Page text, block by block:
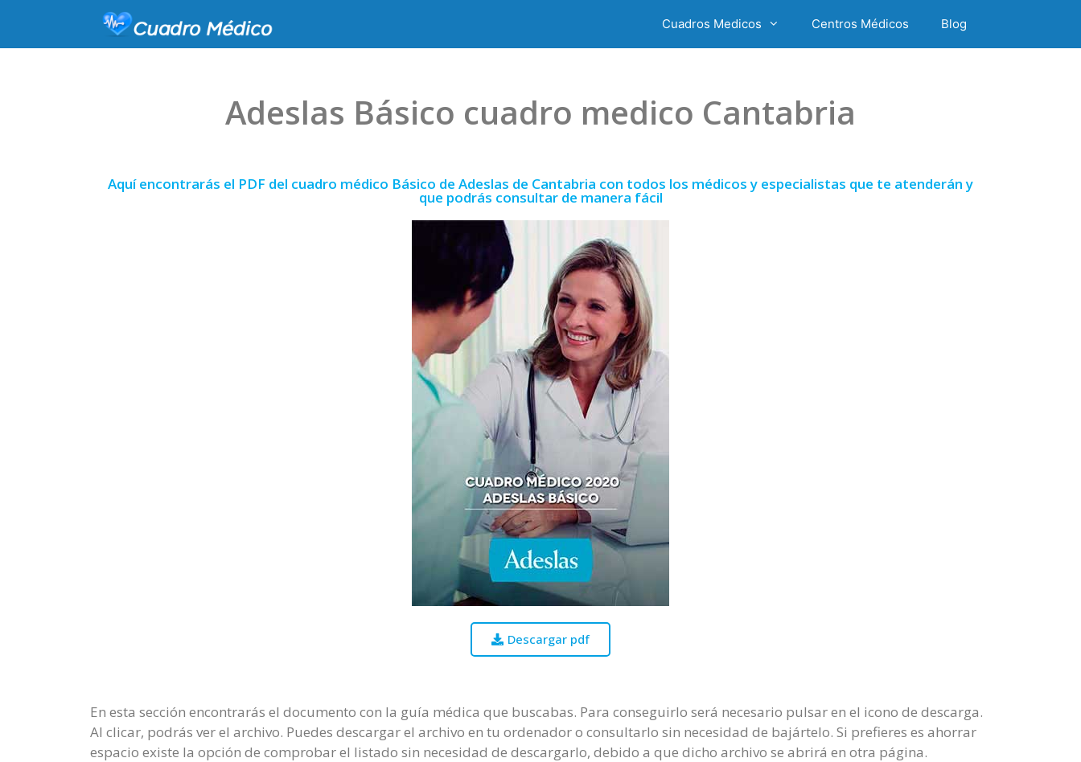
Cuadros Medicos Centros Médicos Blog
Adeslas Básico cuadro medico Cantabria
Aquí encontrarás el PDF del cuadro médico Básico de Adeslas de Cantabria con todos los médicos y especialistas que te atenderán y
que podrás consultar de manera fácil
Descargar pdf
En esta sección encontrarás el documento con la guía médica que buscabas. Para conseguirlo será necesario pulsar en el icono de descarga.
Al clicar, podrás ver el archivo. Puedes descargar el archivo en tu ordenador o consultarlo sin necesidad de bajártelo. Si prefieres es ahorrar
espacio existe la opción de comprobar el listado sin necesidad de descargarlo, debido a que dicho archivo se abrirá en otra página.